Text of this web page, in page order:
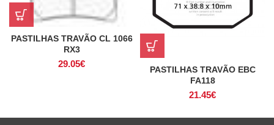
PASTILHAS TRAVÃO CL 1066
RX3
29.05€
PASTILHAS TRAVÃO EBC
FA118
21.45€